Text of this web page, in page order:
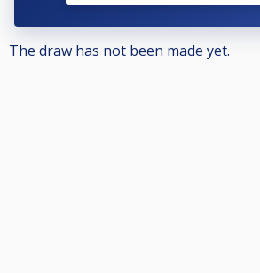
startavgift.
För övrig information berättigad att delta osv, se
The draw has not been made yet.